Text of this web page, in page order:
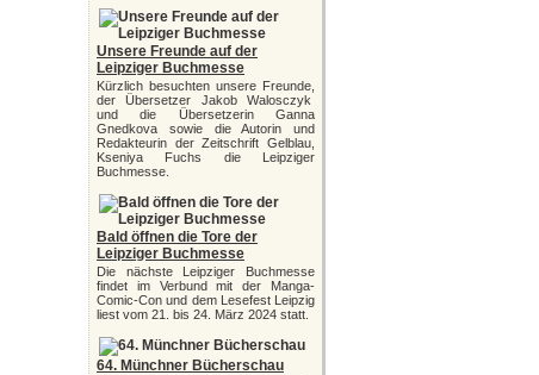
Unsere Freunde auf der
Leipziger Buchmesse
Kürzlich besuchten unsere Freunde,
der Übersetzer Jakob Walosczyk
und die Übersetzerin Ganna
Gnedkova sowie die Autorin und
Redakteurin der Zeitschrift Gelblau,
Kseniya Fuchs die Leipziger
Buchmesse.
Bald öffnen die Tore der
Leipziger Buchmesse
Die nächste Leipziger Buchmesse
findet im Verbund mit der Manga-
Comic-Con und dem Lesefest Leipzig
liest vom 21. bis 24. März 2024 statt.
64. Münchner Bücherschau